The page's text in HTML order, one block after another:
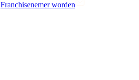
Franchisenemer worden